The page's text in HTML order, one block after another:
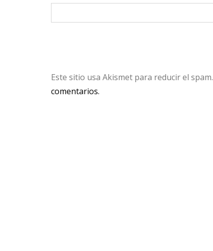
Este sitio usa Akismet para reducir el spam.
comentarios.